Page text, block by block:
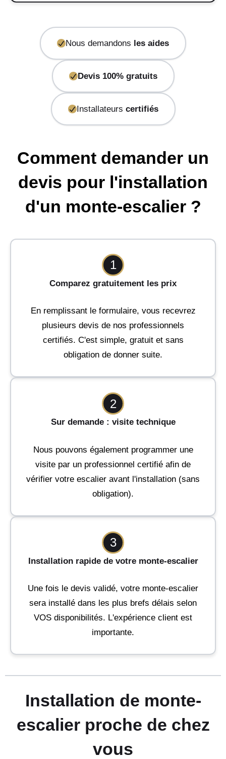
Nous demandons les aides
Devis 100% gratuits
Installateurs certifiés
Comment demander un
devis pour l'installation
d'un monte-escalier ?
1
Comparez gratuitement les prix
En remplissant le formulaire, vous recevrez
plusieurs devis de nos professionnels
certifiés. C'est simple, gratuit et sans
obligation de donner suite.
2
Sur demande : visite technique
Nous pouvons également programmer une
visite par un professionnel certifié afin de
vérifier votre escalier avant l'installation (sans
obligation).
3
Installation rapide de votre monte-escalier
Une fois le devis validé, votre monte-escalier
sera installé dans les plus brefs délais selon
VOS disponibilités. L'expérience client est
importante.
Installation de monte-
escalier proche de chez
vous